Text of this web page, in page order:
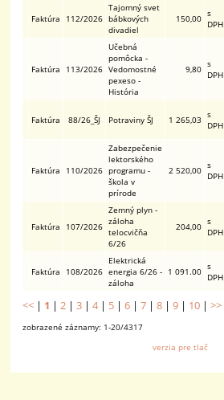
Faktúra 112/2026
Tajomný svet
bábkových
divadiel
150,00 s
DPH
Faktúra 113/2026
Učebná
pomôcka -
Vedomostné
pexeso -
História
9,80 s
DPH
Faktúra 88/26_ŠJ Potraviny ŠJ 1 265,03 s
DPH
Faktúra 110/2026
Zabezpečenie
lektorského
programu -
škola v
prírode
2 520,00 s
DPH
Faktúra 107/2026
Zemný plyn -
záloha
telocvičňa
6/26
204,00 s
DPH
Faktúra 108/2026
Elektrická
energia 6/26 -
záloha
1 091.00 s
DPH
<< | 1 |2 |3 |4| 5 |6 |7 |8 |9 | 10 |>>
zobrazené záznamy: 1-20/4317
verzia pre tlač